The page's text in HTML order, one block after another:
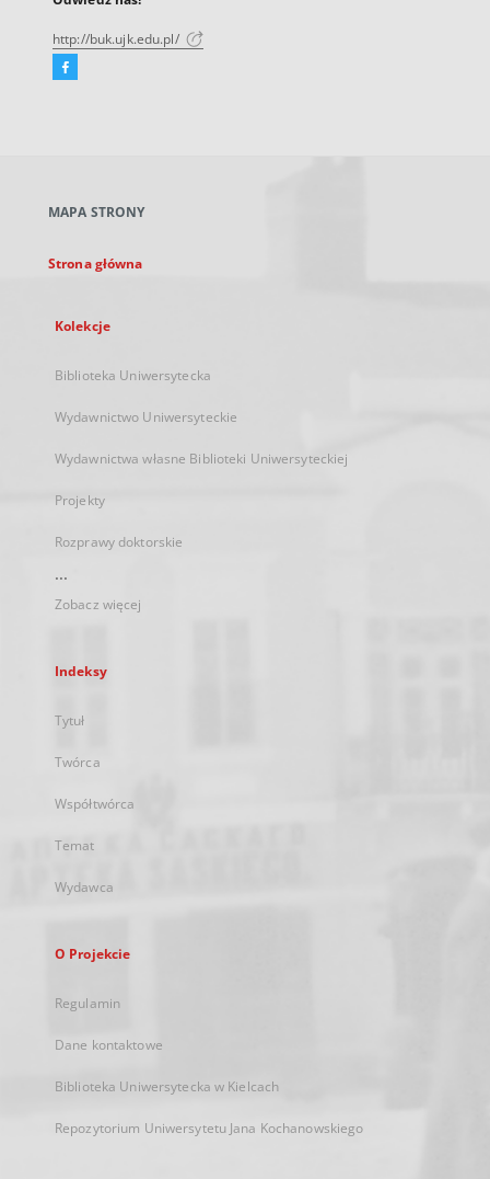
http://buk.ujk.edu.pl/
Facebook
karcie
MAPA STRONY
Strona główna
Kolekcje
Biblioteka Uniwersytecka
Wydawnictwo Uniwersyteckie
Wydawnictwa własne Biblioteki Uniwersyteckiej
Projekty
Rozprawy doktorskie
...
Zobacz więcej
Indeksy
Tytuł
Twórca
Współtwórca
Temat
Wydawca
O Projekcie
Regulamin
Dane kontaktowe
Biblioteka Uniwersytecka w Kielcach
Repozytorium Uniwersytetu Jana Kochanowskiego